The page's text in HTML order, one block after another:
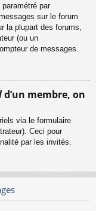
paramétré par
sur le forum
la plupart des forums,
(ou un
de messages.
d’un membre, on
via le formulaire
Ceci pour
par les invités.